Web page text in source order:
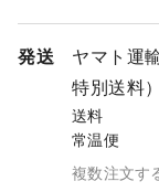
発送
ヤマト運
特別送料）
送料
常温便
複数注文す